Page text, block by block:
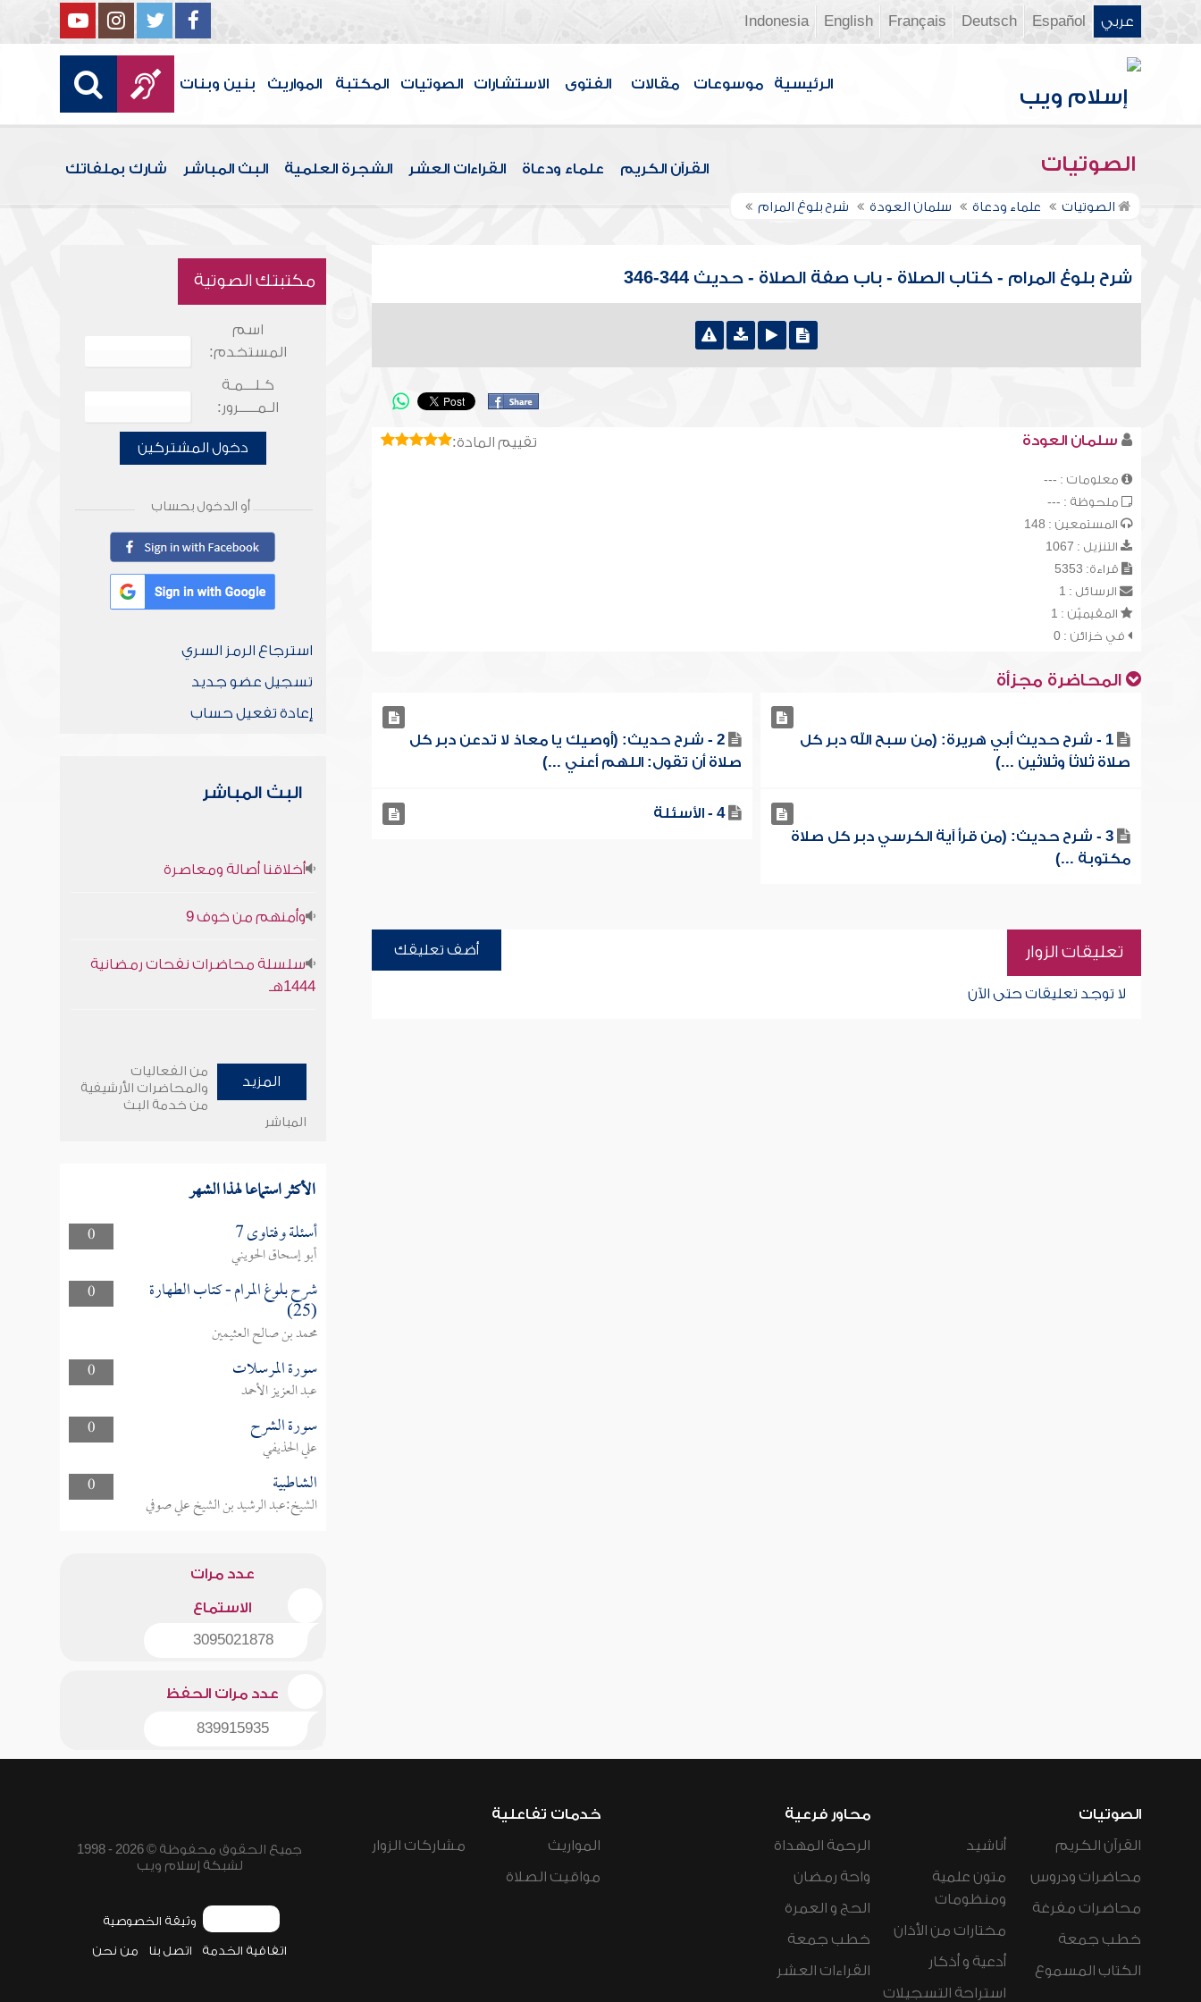
عربي Español
Deutsch
Français
English
Indonesia
الرئيسية موسوعات مقالات الفتوى الاستشارات الصوتيات المكتبة المواريث بنين وبنات
الصوتيات القرآن الكريم علماء ودعاة القراءات العشر الشجرة العلمية البث المباشر شارك بملفاتك
الصوتيات علماء ودعاة سلمان العودة شرح بلوغ المرام
شرح بلوغ المرام - كتاب الصلاة - باب صفة الصلاة - حديث 344-346
تقييم المادة: سلمان العودة
معلومات : ---
ملحوظة : ---
المستمعين : 148
التنزيل : 1067
قراءة: 5353
الرسائل : 1
المقيميّن : 1
في خزائن : 0
المحاضرة مجزأة
1 - شرح حديث أبي هريرة: (من سبح الله دبر كل
صلاة ثلاثاً وثلاثين ...)
2 - شرح حديث: (أوصيك يا معاذ لا تدعن دبر كل
صلاة أن تقول: اللهم أعني ...)
3 - شرح حديث: (من قرأ آية الكرسي دبر كل صلاة
مكتوبة ...)
4 - الأسئلة
تعليقات الزوار أضف تعليقك
لا توجد تعليقات حتى الآن
مكتبتك الصوتية
اسم
المستخدم:
كـلـــمـة
الـمـــــرور:
دخول المشتركين
أو الدخول بحساب
استرجاع الرمز السري
تسجيل عضو جديد
إعادة تفعيل حساب
البث المباشر
أخلاقنا أصالة ومعاصرة
وأمنهم من خوف 9
سلسلة محاضرات نفحات رمضانية
1444هـ
المزيد
من الفعاليات
والمحاضرات الأرشيفية
من خدمة البث
المباشر
الأكثر استماعا لهذا الشهر
0 أسئلة وفتاوى 7
أبو إسحاق الحويني
0
شرح بلوغ المرام - كتاب الطهارة
(25)
محمد بن صالح العثيمين
0
سورة المرسلات
عبد العزيز الأحمد
0
سورة الشرح
علي الحذيفي
0
الشاطبية
الشيخ:عبد الرشيد بن الشيخ علي صوفي
عدد مرات
الاستماع
3095021878
عدد مرات الحفظ
839915935
الصوتيات
القرآن الكريم
محاضرات ودروس
محاضرات مفرغة
خطب جمعة
الكتاب المسموع
أناشيد
متون علمية
ومنظومات
مختارات من الأذان
أدعية و أذكار
استراحة التسجيلات
محاور فرعية
الرحمة المهداة
واحة رمضان
الحج و العمرة
خطب جمعة
القراءات العشر
خدمات تفاعلية
المواريث
مواقيت الصلاة
مشاركات الزوار
جميع الحقوق محفوظة © 2026 - 1998
لشبكة إسلام ويب
وثيقة الخصوصية
اتفاقية الخدمة اتصل بنا من نحن